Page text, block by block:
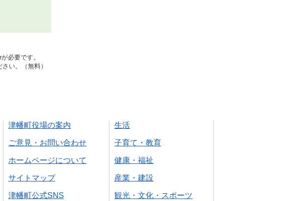
必要です。
い。（無料）
津幡町役場の案内
ご意見・お問い合わせ
ホームページについて
サイトマップ
津幡町公式SNS
生活
子育て・教育
健康・福祉
産業・建設
観光・文化・スポーツ